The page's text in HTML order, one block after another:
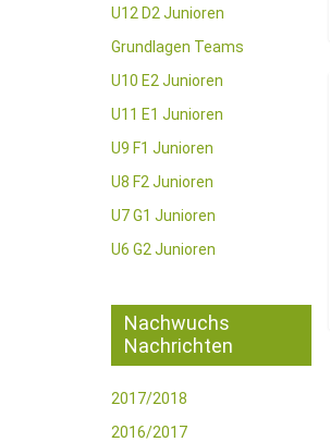
U12 D2 Junioren
Grundlagen Teams
U10 E2 Junioren
U11 E1 Junioren
U9 F1 Junioren
U8 F2 Junioren
U7 G1 Junioren
U6 G2 Junioren
Nachwuchs
Nachrichten
2017/2018
2016/2017